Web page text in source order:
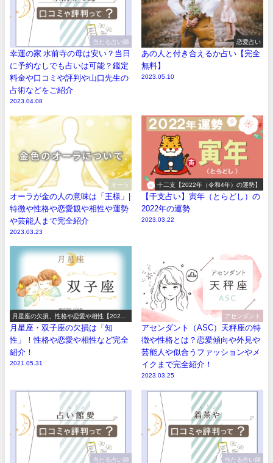
当たる占い師
幸運の家 水前寺の母は安い？当日
に予約なしでも占いは可能？鑑定
料金や口コミや評判や山口先生の
占術などをご紹介
2023.04.08
恋愛占い
あの人と付き合えるか占い【完全
無料】
2023.05.10
オーラ
オーラが金の人の意味は「王様」|
特徴や性格や恋愛観や相性や運勢
や芸能人まで完全紹介
2023.03.23
十二支【2022年（令和4年）の運勢】
【干支占い】寅年（とらどし）の
2022年の運勢
2023.03.22
月星座の欠損、性格や恋愛や相性【2026
年版】
月星座・双子座の欠損は「知
性」！性格や恋愛や相性など完全
紹介！
2021.05.31
アセンダント
アセンダント（ASC）天秤座の特
徴や性格とは？恋愛傾向や外見や
芸能人や似合うファッションやメ
イクまで完全紹介！
2023.03.25
当たる占い師 当たる占い師